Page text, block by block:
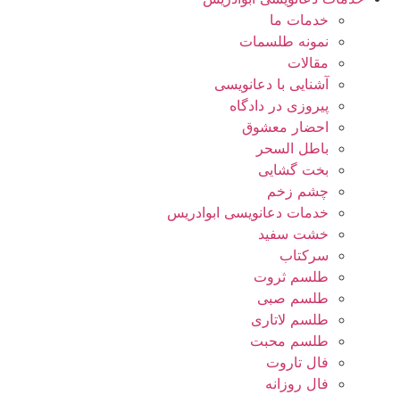
خدمات ما
نمونه طلسمات
مقالات
آشنایی با دعانویسی
پیروزی در دادگاه
احضار معشوق
باطل السحر
بخت گشایی
چشم زخم
خدمات دعانویسی ابوادریس
خشت سفید
سرکتاب
طلسم ثروت
طلسم صبی
طلسم لاتاری
طلسم محبت
فال تاروت
فال روزانه